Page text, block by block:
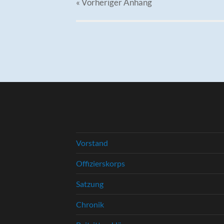
Vorstand
Offizierskorps
Satzung
Chronik